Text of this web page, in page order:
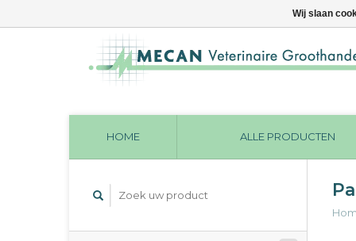
HOME ALLE PRODUCTEN
Wij slaan